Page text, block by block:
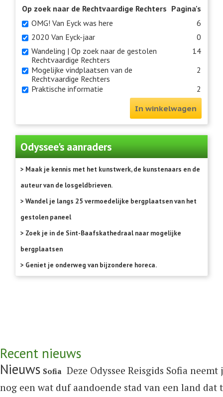
Op zoek naar de Rechtvaardige Rechters Pagina's
OMG! Van Eyck was here
6
2020 Van Eyck-jaar
0
Wandeling | Op zoek naar de gestolen
Rechtvaardige Rechters
14
Mogelijke vindplaatsen van de
Rechtvaardige Rechters
2
Praktische informatie
2
In winkelwagen
Odyssee's aanraders
> Maak je kennis met het kunstwerk, de kunstenaars en de
auteur van de losgeldbrieven.
> Wandel je langs 25 vermoedelijke bergplaatsen van het
gestolen paneel
> Zoek je in de Sint-Baafskathedraal naar mogelijke
bergplaatsen
> Geniet je onderweg van bijzondere horeca.
Recent nieuws
Nieuws Sofia Deze Odyssee Reisgids Sofia
nog een wat duf aandoende stad van een land dat